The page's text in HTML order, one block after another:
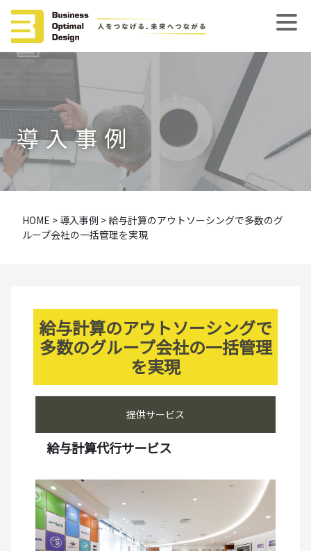
導入事例
HOME > 導入事例 >給与計算のアウトソーシングで多数のグ
ループ会社の一括管理を実現
給与計算のアウトソーシングで
多数のグループ会社の一括管理
を実現
提供サービス
給与計算代行サービス